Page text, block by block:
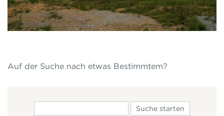
Auf der Suche nach etwas Bestimmtem?